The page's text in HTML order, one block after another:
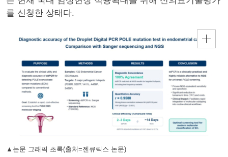
를 신청한 상태다.
▲논문 그래픽 초록(출처=젠큐릭스 논문)